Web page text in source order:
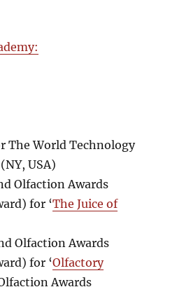
The World Technology
USA)
Olfaction Awards
for ‘The Juice of
Olfaction Awards
for ‘Olfactory
Awards